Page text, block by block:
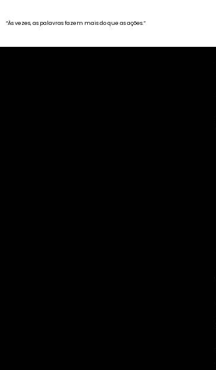
“Às vezes, as palavras fazem mais do que as ações.”